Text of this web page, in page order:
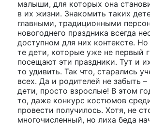
малыши, для которых она
в их жизни. Знакомить таких
главными, традиционными
новогоднего праздника всегда
доступном для них контексте. Но
те дети, которые уже не первый
посещают эти праздники. Тут и
то удивить. Так что, старались
всех. Да и родителей не забыть
дети, просто взрослые! В этом
то, даже конкурс костюмов
провести получилось. Хотя, не
многочисленный, но лиха беда